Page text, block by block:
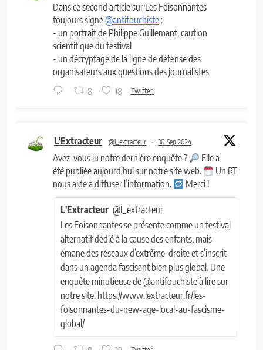
Dans ce second article sur Les Foisonnantes
toujours signé@antifouchiste :
- un portrait de Philippe Guillemant, caution
scientifique du festival
- un décryptage de la ligne de défense des
organisateurs aux questions des journalistes
8 18 Twitter
L'Extracteur @l_extracteur · 30 Sep 2024
Avez-vous lu notre dernière enquête ?
Elle a
été publiée aujourd’hui sur notre site web.
Un RT
nous aide à diffuser l’information.
Merci !
L'Extracteur @l_extracteur
Les Foisonnantes se présente comme un festival
alternatif dédié à la cause des enfants, mais
émane des réseaux d’extrême-droite et s’inscrit
dans un agenda fascisant bien plus global. Une
enquête minutieuse de @antifouchiste à lire sur
notre site. https://www.lextracteur.fr/les-
foisonnantes-du-new-age-local-au-fascisme-
global/